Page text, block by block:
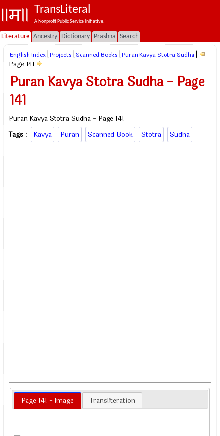
TransLiteral
A Nonprofit Public Service Initiative.
Literature Ancestry Dictionary Prashna Search
English Index Projects Scanned Books Puran Kavya Stotra Sudha
Page 141
Puran Kavya Stotra Sudha - Page
141
Puran Kavya Stotra Sudha - Page 141
Tags : Kavya Puran Scanned Book Stotra Sudha
Page 141 - Image Transliteration